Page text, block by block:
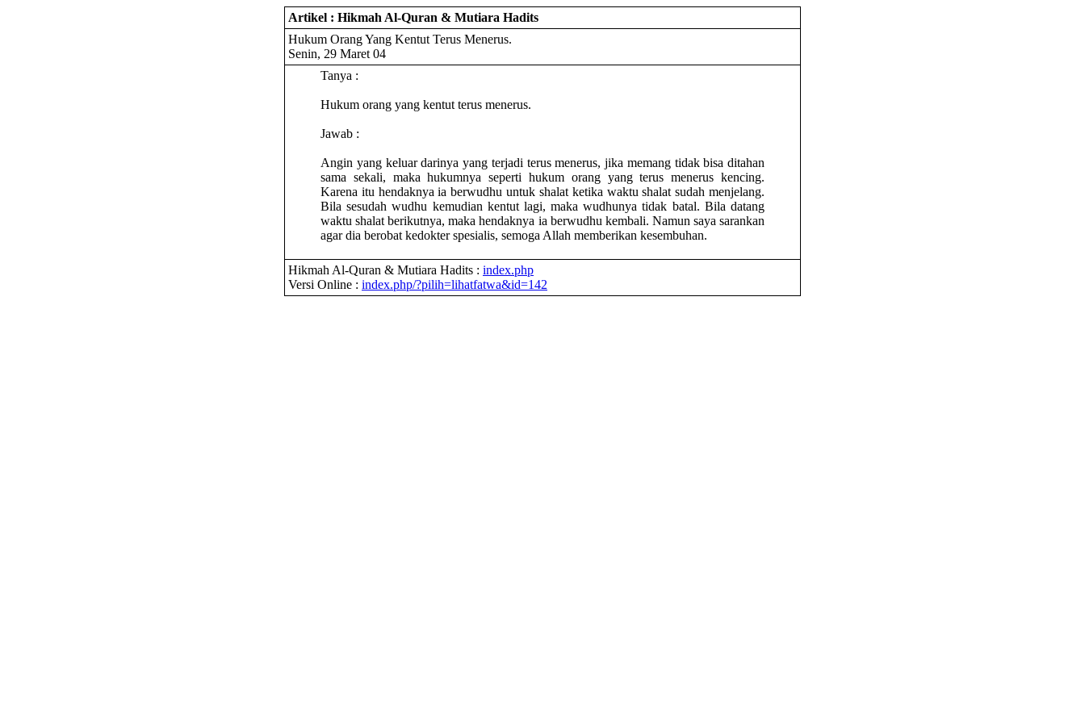
Artikel : Hikmah Al-Quran & Mutiara Hadits
Hukum Orang Yang Kentut Terus Menerus.
Senin, 29 Maret 04
Tanya :
Hukum orang yang kentut terus menerus.
Jawab :
Angin yang keluar darinya yang terjadi terus menerus, jika memang tidak bisa ditahan
sama sekali, maka hukumnya seperti hukum orang yang terus menerus kencing.
Karena itu hendaknya ia berwudhu untuk shalat ketika waktu shalat sudah menjelang.
Bila sesudah wudhu kemudian kentut lagi, maka wudhunya tidak batal. Bila datang
waktu shalat berikutnya, maka hendaknya ia berwudhu kembali. Namun saya sarankan
agar dia berobat kedokter spesialis, semoga Allah memberikan kesembuhan.
Hikmah Al-Quran & Mutiara Hadits : index.php
Versi Online : index.php/?pilih=lihatfatwa&id=142